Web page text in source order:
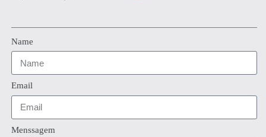
Name
Email
Menssagem